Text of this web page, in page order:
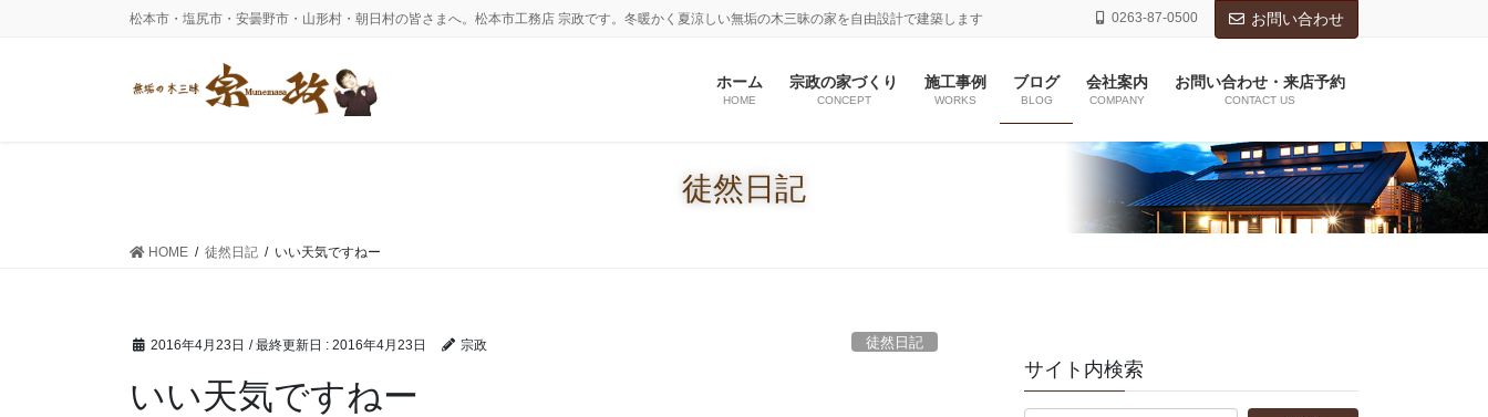
松本市・塩尻市・安曇野市・山形村・朝日村の皆さまへ。松本市工務店 宗政です。冬暖かく夏涼しい無垢の木三昧の家を自由設計で建築します 0263-87-0500 お問い合わせ
ホーム
HOME
宗政の家づくり
CONCEPT
施工事例
WORKS
ブログ
BLOG
会社案内
COMPANY
お問い合わせ・来店予約
CONTACT US
徒然日記
HOME 徒然日記 いい天気ですねー
2016年4月23日 / 最終更新日 : 2016年4月23日 宗政 徒然日記
いい天気ですねー
サイト内検索